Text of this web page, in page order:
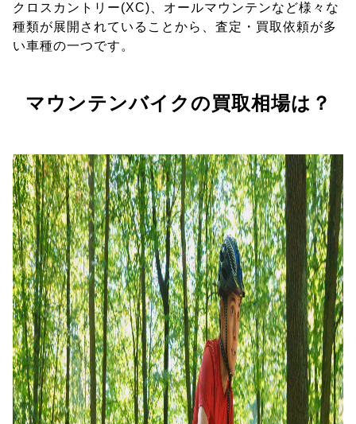
クロスカントリー(XC)、オールマウンテンなど様々な
種類が展開されていることから、査定・買取依頼が多
い車種の一つです。
マウンテンバイクの買取相場は？